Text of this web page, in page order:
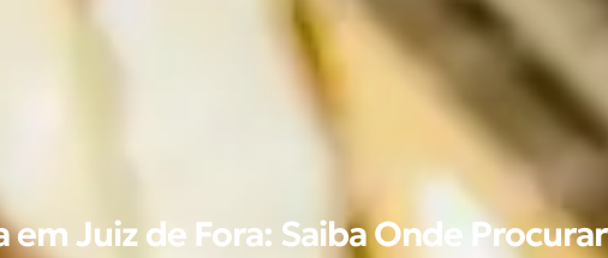
Juiz de Fora: Saiba Onde Procurar